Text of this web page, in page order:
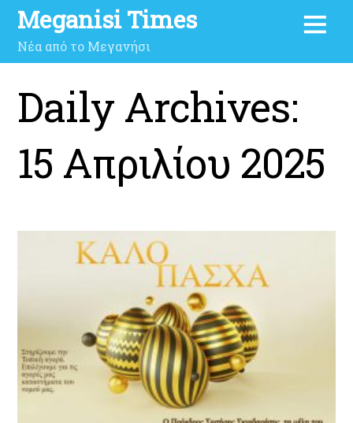
Meganisi Times
Νέα από το Μεγανήσι
Daily Archives:
15 Απριλίου 2025